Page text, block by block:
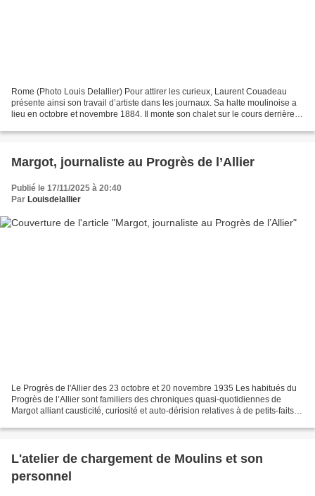
Rome (Photo Louis Delallier) Pour attirer les curieux, Laurent Couadeau
présente ainsi son travail d’artiste dans les journaux. Sa halte moulinoise a
lieu en octobre et novembre 1884. Il monte son chalet sur le cours derrière
Margot, journaliste au Progrès de l’Allier
Publié le 17/11/2025 à 20:40
Par Louisdelallier
Le Progrès de l'Allier des 23 octobre et 20 novembre 1935 Les habitués du
Progrès de l’Allier sont familiers des chroniques quasi-quotidiennes de
Margot alliant causticité, curiosité et auto-dérision relatives à de petits-faits
L'atelier de chargement de Moulins et son
personnel